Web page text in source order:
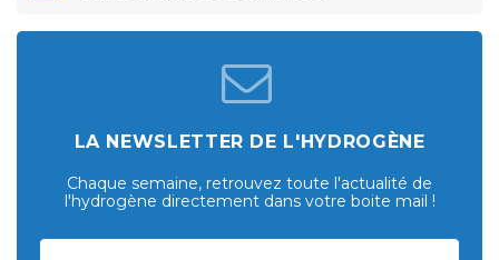
LA NEWSLETTER DE L'HYDROGÈNE
Chaque semaine, retrouvez toute l'actualité de
l'hydrogène directement dans votre boite mail !